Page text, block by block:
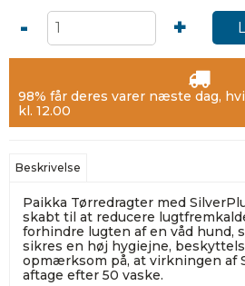
- +
98% får deres varer næste dag,
kl. 12.00
Beskrivelse
Paikka Tørredragter med
skabt til at reducere
forhindre lugten af en våd hund,
sikres en høj hygiejne,
opmærksom på, at virkningen af
aftage efter 50 vaske.